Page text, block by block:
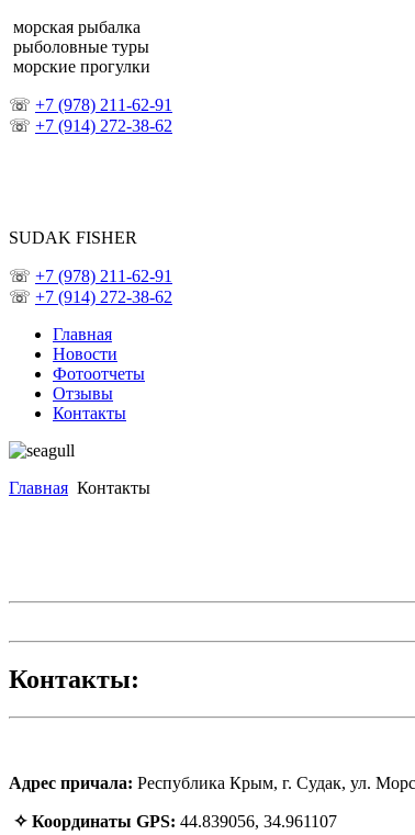
морская рыбалка
рыболовные туры
морские прогулки
☏ +7 (978) 211-62-91
☏ +7 (914) 272-38-62
SUDAK FISHER
☏ +7 (978) 211-62-91
☏ +7 (914) 272-38-62
Главная
Новости
Фотоотчеты
Отзывы
Контакты
Главная Контакты
Контакты:
Адрес причала: Республика Крым, г. Судак, ул.
✧ Координаты GPS: 44.839056, 34.961107